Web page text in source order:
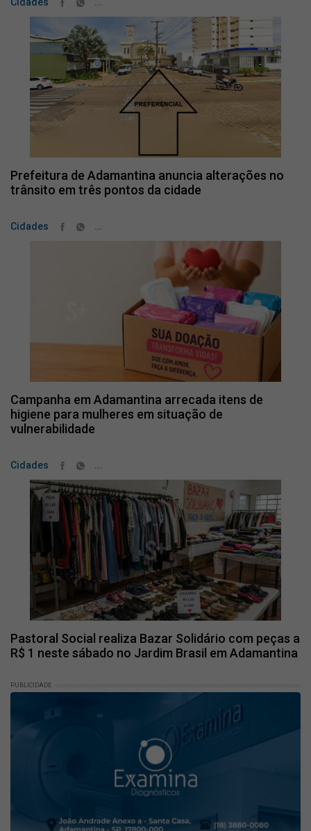
Cidades
Prefeitura de Adamantina anuncia alterações no
trânsito em três pontos da cidade
Cidades ...
Campanha em Adamantina arrecada itens de
higiene para mulheres em situação de
vulnerabilidade
Cidades ...
Pastoral Social realiza Bazar Solidário com peças a
R$ 1 neste sábado no Jardim Brasil em Adamantina
PUBLICIDADE